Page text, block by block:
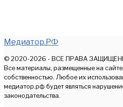
Медиатор.РФ
© 2020-2026 - ВСЕ ПРАВА
Все материалы, размещенные на
собственностью. Любое их
медиатор.рф будет являться
законодательства.